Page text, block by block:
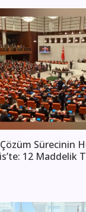
Çözüm Sürecinin
12 Maddelik